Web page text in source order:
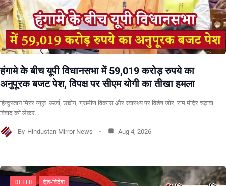
हंगामे के बीच यूपी विधानसभा में 59,019 करोड़ रुपये का
अनुपूरक बजट पेश, विपक्ष पर सीएम योगी का तीखा हमला
हिन्दुस्तान मिरर न्यूज़ :ऊर्जा, उद्योग, ग्रामीण विकास और स्वास्थ्य पर विशेष जोर; राम मंदिर चढ़ावा
विवाद को लेकर…
By Hindustan Mirror News Aug 4, 2026
DELHI देश-विदेश